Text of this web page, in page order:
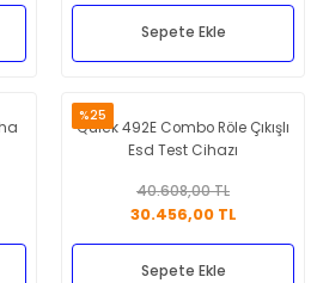
Sepete Ekle
%25
Quick 492E Combo Röle Çıkışlı
Esd Test Cihazı
40.608,00 TL
30.456,00 TL
Sepete Ekle